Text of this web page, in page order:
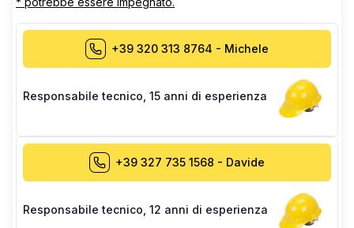
+39 320 313 8764 - Michele
Responsabile tecnico 15 anni di esperienza
+39 327 735 1568 - Davide
Responsabile tecnico 12 anni di esperienza